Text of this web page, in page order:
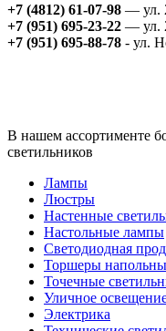
+7 (4812) 61-07-98 — ул.
+7 (951) 695-23-22 — ул.
+7 (951) 695-88-78 - ул.
В нашем ассортименте
светильников
Лампы
Люстры
Настенные
Настольные лампы
Светодиодная
Торшеры
Точечные
Уличное
Электрика